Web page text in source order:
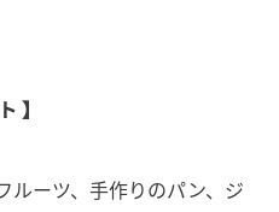
】
ルーツ、手作りのパン、ジ